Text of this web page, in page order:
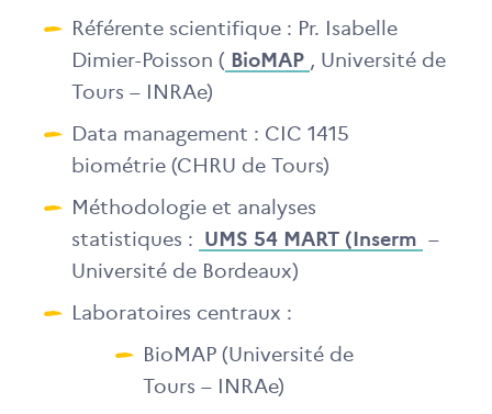
Référente scientifique : Pr. Isabelle
Dimier-Poisson ( BioMAP , Université de
Tours – INRAe)
Data management : CIC 1415
biométrie (CHRU de Tours)
Méthodologie et analyses
statistiques : UMS 54 MART (Inserm –
Université de Bordeaux)
Laboratoires centraux :
BioMAP (Université de
Tours – INRAe)